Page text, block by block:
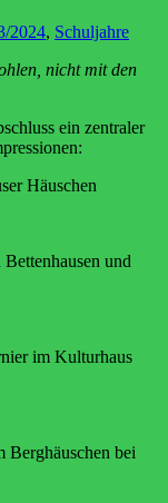
2024, Schuljahre
nicht mit den
ein zentraler
Häuschen
und
im Kulturhaus
Berghäuschen bei